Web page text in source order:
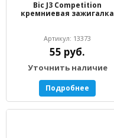
Bic J3 Competition
кремниевая зажигалка
Артикул: 13373
55 руб.
Уточнить наличие
Подробнее